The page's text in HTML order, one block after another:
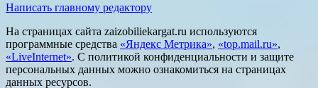
Написать главному редактору
На страницах сайта zaizobiliekargat.ru используются
программные средства «Яндекс Метрика», «top.mail.ru»,
«LiveInternet». С политикой конфиденциальности и защите
персональных данных можно ознакомиться на страницах
данных ресурсов.